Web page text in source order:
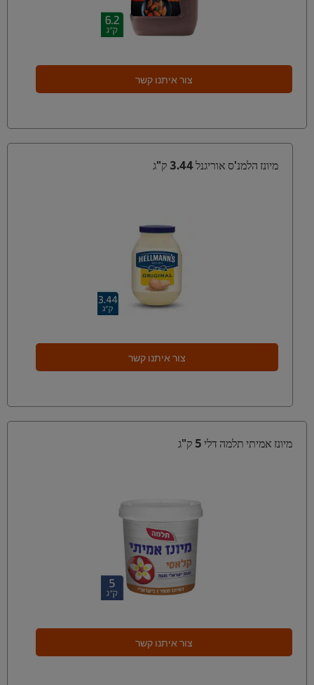
צור איתנו קשר
מיונז הלמנ'ס אוריגנל 3.44 ק"ג
צור איתנו קשר
מיונז אמיתי תלמה דלי 5 ק"ג
צור איתנו קשר